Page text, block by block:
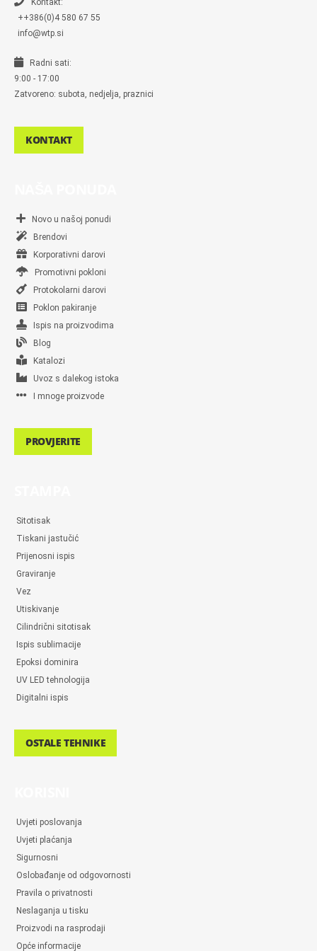
Kontakt:
++386(0)4 580 67 55
info@wtp.si
Radni sati:
9:00 - 17:00
Zatvoreno: subota, nedjelja, praznici
KONTAKT
Novo u našoj ponudi
Brendovi
Korporativni darovi
Promotivni pokloni
Protokolarni darovi
Poklon pakiranje
Ispis na proizvodima
Blog
Katalozi
Uvoz s dalekog istoka
I mnoge proizvode
PROVJERITE
Sitotisak
Tiskani jastučić
Prijenosni ispis
Graviranje
Vez
Utiskivanje
Cilindrični sitotisak
Ispis sublimacije
Epoksi dominira
UV LED tehnologija
Digitalni ispis
OSTALE TEHNIKE
Uvjeti poslovanja
Uvjeti plaćanja
Sigurnosni
Oslobađanje od odgovornosti
Pravila o privatnosti
Neslaganja u tisku
Proizvodi na rasprodaji
Opće informacije